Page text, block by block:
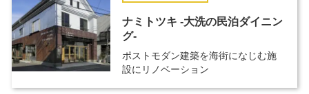
ナミトツキ -大洗の民泊ダイニン
グ-
ポストモダン建築を海街になじむ施
設にリノベーション